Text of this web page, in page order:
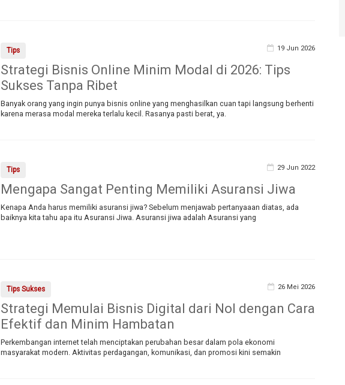
Tips 19 Jun 2026
Strategi Bisnis Online Minim Modal di 2026: Tips
Sukses Tanpa Ribet
Banyak orang yang ingin punya bisnis online yang menghasilkan cuan tapi langsung berhenti
karena merasa modal mereka terlalu kecil. Rasanya pasti berat, ya.
Tips 29 Jun 2022
Mengapa Sangat Penting Memiliki Asuransi Jiwa
Kenapa Anda harus memiliki asuransi jiwa? Sebelum menjawab pertanyaaan diatas, ada
baiknya kita tahu apa itu Asuransi Jiwa. Asuransi jiwa adalah Asuransi yang
Tips Sukses 26 Mei 2026
Strategi Memulai Bisnis Digital dari Nol dengan Cara
Efektif dan Minim Hambatan
Perkembangan internet telah menciptakan perubahan besar dalam pola ekonomi
masyarakat modern. Aktivitas perdagangan, komunikasi, dan promosi kini semakin